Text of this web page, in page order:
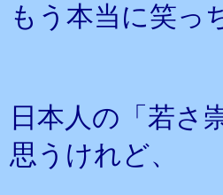
もう本当に笑っ
日本人の「若さ
思うけれど、